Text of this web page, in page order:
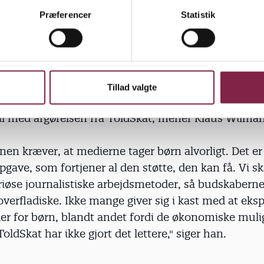
Præferencer Statistik
Tillad valgte
ved at være fra 18 år og opefter. Derfor bør
alle andre aviser," siger Børnerådets formand,
med FN's Børnekonvention forpligtet sig til at
til massemedier og informationer. Men det
med afgørelsen fra ToldSkat, mener Klaus
kræver, at medierne tager børn alvorligt. Det
som fortjener al den støtte, den kan få. Vi
journalistiske arbejdsmetoder, så
Ikke mange giver sig i kast med at
for børn, blandt andet fordi de økonomiske
har ikke gjort det lettere," siger han.